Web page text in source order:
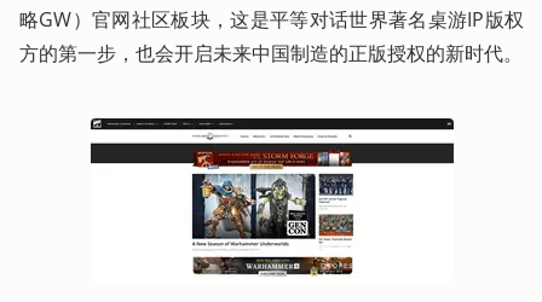
略GW）官网社区板块，这是平等对话世界著名桌游IP版权
方的第一步，也会开启未来中国制造的正版授权的新时代。